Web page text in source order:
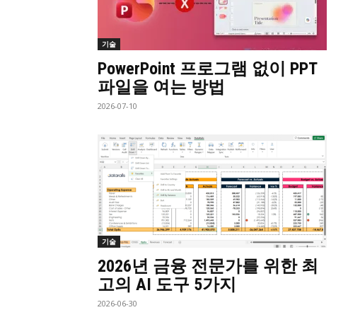
기술
PowerPoint 프로그램 없이 PPT
파일을 여는 방법
2026-07-10
기술
2026년 금융 전문가를 위한 최
고의 AI 도구 5가지
2026-06-30